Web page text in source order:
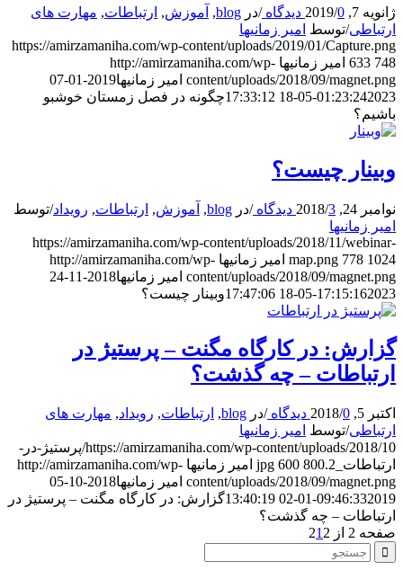
ژانویه 7, 2019 /0 دیدگاه /در blog
, آموزش, ارتباطات, مهارت های
ارتباطی/توسط امیر زمانیها
https://amirzamaniha.com/wp-content/uploads/2019/01/Capture.png
633 748 امیر زمانیها http://amirzamaniha.com/wp-
content/uploads/2018/09/magnet.png امیر زمانیها
2019-01-07
01:23:242023-05-18 17:33:12
چگونه در فصل زمستان خوشبو
باشیم؟
وبینار چیست؟
نوامبر 24, 2018 /3 دیدگاه /در blog
, آموزش, ارتباطات, رویداد/توسط
امیر زمانیها
https://amirzamaniha.com/wp-content/uploads/2018/11/webinar-
map.png 778 1024 امیر زمانیها http://amirzamaniha.com/wp-
content/uploads/2018/09/magnet.png امیر زمانیها
2018-11-24
17:15:162023-05-18 17:47:06 وبینار چیست؟
گزارش: در کارگاه مگنت – پرستیژ در
ارتباطات – چه گذشت؟
اکتبر 5, 2018 /0 دیدگاه /در blog
, ارتباطات, رویداد, مهارت های
ارتباطی/توسط امیر زمانیها
https://amirzamaniha.com/wp-content/uploads/2018/10/پرستیژ-در-
ارتباطات_2.jpg
600 800 امیر زمانیها http://amirzamaniha.com/wp-
content/uploads/2018/09/magnet.png امیر زمانیها
2018-10-05
09:46:332019-01-02 13:40:19
گزارش: در کارگاه مگنت – پرستیژ در
ارتباطات – چه گذشت؟
صفحه 2 از 2
1 2